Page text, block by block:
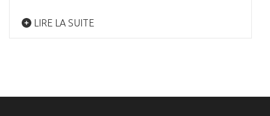
LIRE LA SUITE